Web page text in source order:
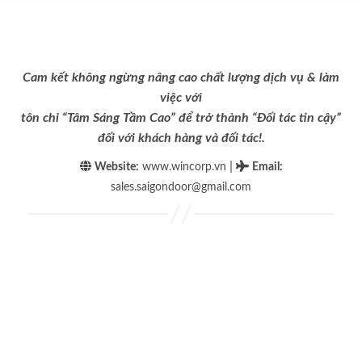
Cam kết không ngừng nâng cao chất lượng dịch vụ & làm
việc với
tôn chỉ “Tâm Sáng Tầm Cao” để trở thành “Đối tác tin cậy”
đối với khách hàng và đối tác!.
Website: www.wincorp.vn Email :
sales.saigondoor@gmail.com